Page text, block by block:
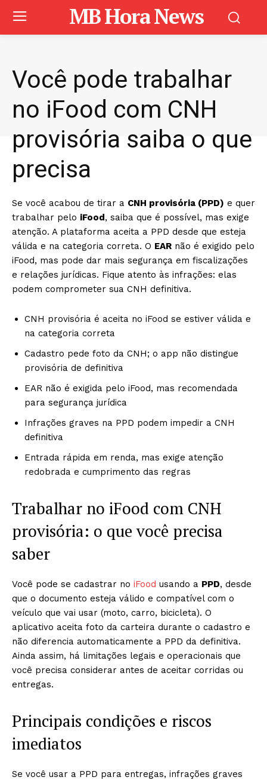
MB Hora News
Você pode trabalhar
no iFood com CNH
provisória saiba o que
precisa
Se você acabou de tirar a CNH provisória (PPD) e quer
trabalhar pelo iFood, saiba que é possível, mas exige
atenção. A plataforma aceita a PPD desde que esteja
válida e na categoria correta. O EAR não é exigido pelo
iFood, mas pode dar mais segurança em fiscalizações
e relações jurídicas. Fique atento às infrações: elas
podem comprometer sua CNH definitiva.
CNH provisória é aceita no iFood se estiver válida e
na categoria correta
Cadastro pede foto da CNH; o app não distingue
provisória de definitiva
EAR não é exigida pelo iFood, mas recomendada
para segurança jurídica
Infrações graves na PPD podem impedir a CNH
definitiva
Entrada rápida em renda, mas exige atenção
redobrada e cumprimento das regras
Trabalhar no iFood com CNH
provisória: o que você precisa
saber
Você pode se cadastrar no iFood usando a PPD, desde
que o documento esteja válido e compatível com o
veículo que vai usar (moto, carro, bicicleta). O
aplicativo aceita foto da carteira durante o cadastro e
não diferencia automaticamente a PPD da definitiva.
Ainda assim, há limitações legais e operacionais que
você precisa considerar antes de aceitar corridas ou
entregas.
Principais condições e riscos
imediatos
Se você usar a PPD para entregas, infrações graves